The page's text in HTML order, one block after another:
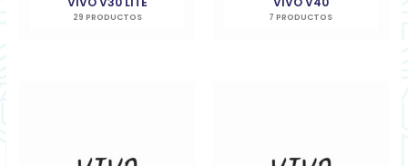
29 PRODUCTOS 7 PRODUCTOS